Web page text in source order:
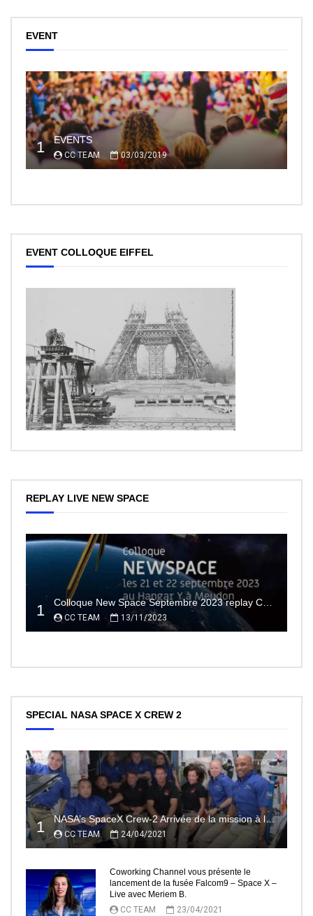
EVENT
1 EVENTS
CC TEAM 03/03/2019
EVENT COLLOQUE EIFFEL
REPLAY LIVE NEW SPACE
1 CC TEAM 13/11/2023
SPECIAL NASA SPACE X CREW 2
1 NASA’s SpaceX Crew-2 Arrivée de la mission à la Station Spatiale Internationale Partie2
CC TEAM 24/04/2021
Coworking Channel vous présente le
lancement de la fusée Falcom9 – Space X –
Live avec Meriem B.
CC TEAM
23/04/2021